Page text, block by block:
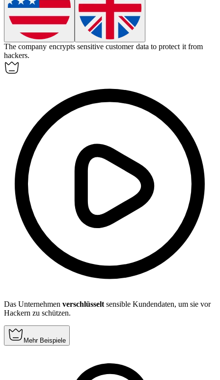
The company encrypts sensitive customer data to protect it from
hackers.
Das Unternehmen verschlüsselt sensible Kundendaten, um sie vor
Hackern zu schützen.
Mehr Beispiele